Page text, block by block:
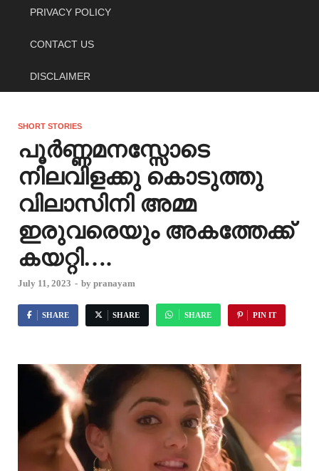
PRIVACY POLICY
CONTACT US
DISCLAIMER
SHORT STORIES
പൂർണ്ണമനസ്സോടെ
നിലവിളക്കു കൊടുത്തു
വിലാസിനി അമ്മ
ഇരുവരെയും അകത്തേക്ക്
കയറ്റി….
July 11, 2023 - by pranayam
SHARE SHARE SHARE PIN IT